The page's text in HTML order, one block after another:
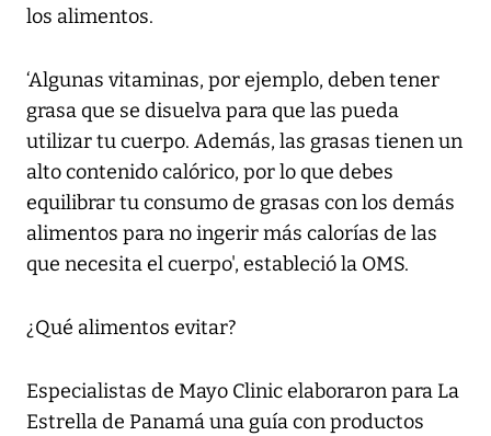
los alimentos.
‘Algunas vitaminas, por ejemplo, deben tener
grasa que se disuelva para que las pueda
utilizar tu cuerpo. Además, las grasas tienen un
alto contenido calórico, por lo que debes
equilibrar tu consumo de grasas con los demás
alimentos para no ingerir más calorías de las
que necesita el cuerpo', estableció la OMS.
¿Qué alimentos evitar?
Especialistas de Mayo Clinic elaboraron para La
Estrella de Panamá una guía con productos